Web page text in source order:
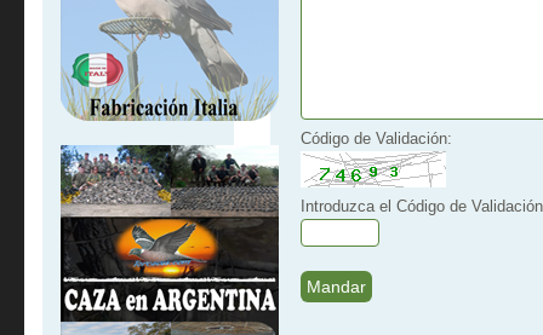
Código de Validación:
Introduzca el Código de